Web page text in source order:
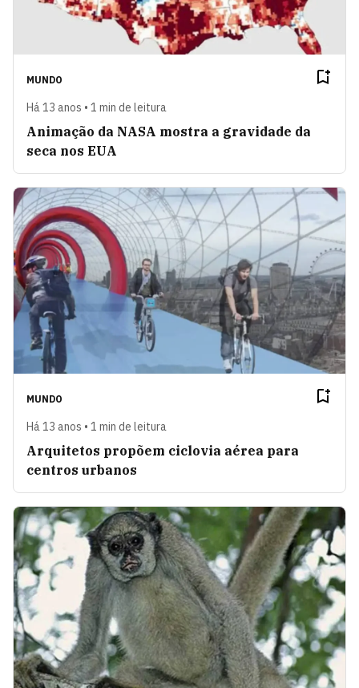
MUNDO
Há 13 anos • 1 min de leitura
Animação da NASA mostra a gravidade da
seca nos EUA
MUNDO
Há 13 anos • 1 min de leitura
Arquitetos propõem ciclovia aérea para
centros urbanos